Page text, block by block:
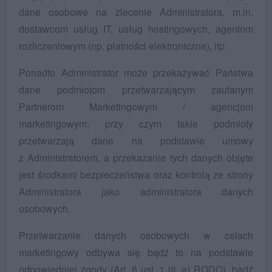
dane osobowe na zlecenie Administratora, m.in.
dostawcom usług IT, usług hostingowych, agentom
rozliczeniowym (np. płatności elektroniczne), itp.
Ponadto Administrator może przekazywać Państwa
dane podmiotom przetwarzającym zaufanym
Partnerom Marketingowym / agencjom
marketingowym, przy czym takie podmioty
przetwarzają dane na podstawie umowy
z Administratorem, a przekazanie tych danych objęte
jest środkami bezpieczeństwa oraz kontrolą ze strony
Administratora jako administratora danych
osobowych.
Przetwarzanie danych osobowych w celach
marketingowy odbywa się bądź to na podstawie
odpowiedniej zgody (Art. 6 ust. 1 lit. a) RODO), bądź